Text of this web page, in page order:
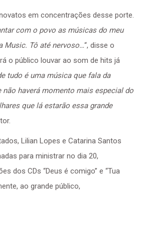
em concentrações desse porte.
com o povo as músicas do meu
Music. Tô até nervoso…“, disse o
o público louvar ao som de hits já
tudo é uma música que fala da
não haverá momento mais especial do
que lá estarão essa grande
Lilian Lopes e Catarina Santos
para ministrar no dia 20,
dos CDs “Deus é comigo” e “Tua
ao grande público,